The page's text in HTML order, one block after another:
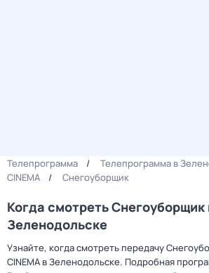
Телепрограмма
Телепрограмма в
CINEMA
Снегоуборщик
Когда смотреть Снегоуборщик
Зеленодольске
Узнайте, когда смотреть передачу
CINEMA в Зеленодольске. Подробная